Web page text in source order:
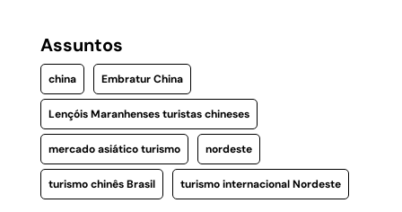
Assuntos
china Embratur China
Lençóis Maranhenses turistas chineses
mercado asiático turismo nordeste
turismo chinês Brasil turismo internacional Nordeste